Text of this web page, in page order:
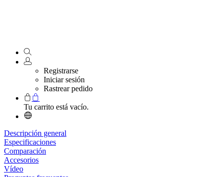
Registrarse
Iniciar sesión
Rastrear pedido
Tu carrito está vacío.
Descripción general
Especificaciones
Comparación
Accesorios
Vídeo